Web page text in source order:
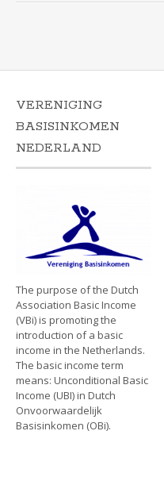
VERENIGING
BASISINKOMEN
NEDERLAND
The purpose of the Dutch
Association Basic Income
(VBi) is promoting the
introduction of a basic
income in the Netherlands.
The basic income term
means: Unconditional Basic
Income (UBI) in Dutch
Onvoorwaardelijk
Basisinkomen (OBi).